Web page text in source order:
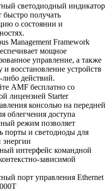
светодиодный индикатор
быстро получать
о состоянии и
Management Framework
мощное
управление, а также
и восстановление устройств
либо действий.
AMF бесплатно со
лицензией Starter
консолью на передней
облегчения доступа
режим позволяет
порты и светодиоды для
энергии
интерфейс командной
зависимой
порт управления Ethernet